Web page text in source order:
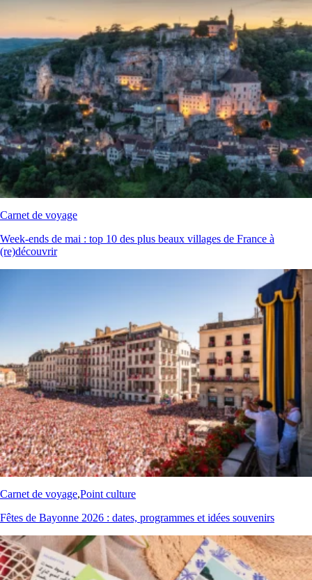
Carnet de voyage
Week‑ends de mai : top 10 des plus beaux villages de France à
(re)découvrir
Carnet de voyage,Point culture
Fêtes de Bayonne 2026 : dates, programmes et idées souvenirs